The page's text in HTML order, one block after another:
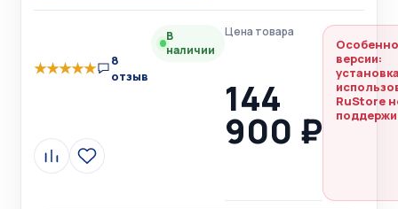
★★★★★
8
отзыв
Сравнить
В
избранное
В
наличии
Цена товара
144
900 ₽
версии:
RuStore